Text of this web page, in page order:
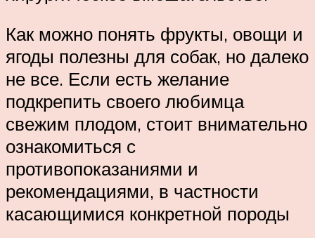
Как можно понять фрукты, овощи и
ягоды полезны для собак, но далеко
не все. Если есть желание
подкрепить своего любимца
свежим плодом, стоит внимательно
ознакомиться с
противопоказаниями и
рекомендациями, в частности
касающимися конкретной породы